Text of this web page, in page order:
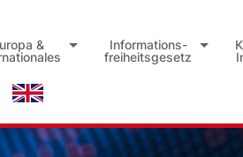
&
Informations-
freiheitsgesetz